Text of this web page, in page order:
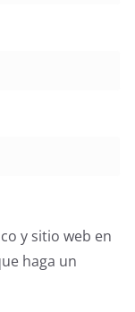
y sitio web en
haga un